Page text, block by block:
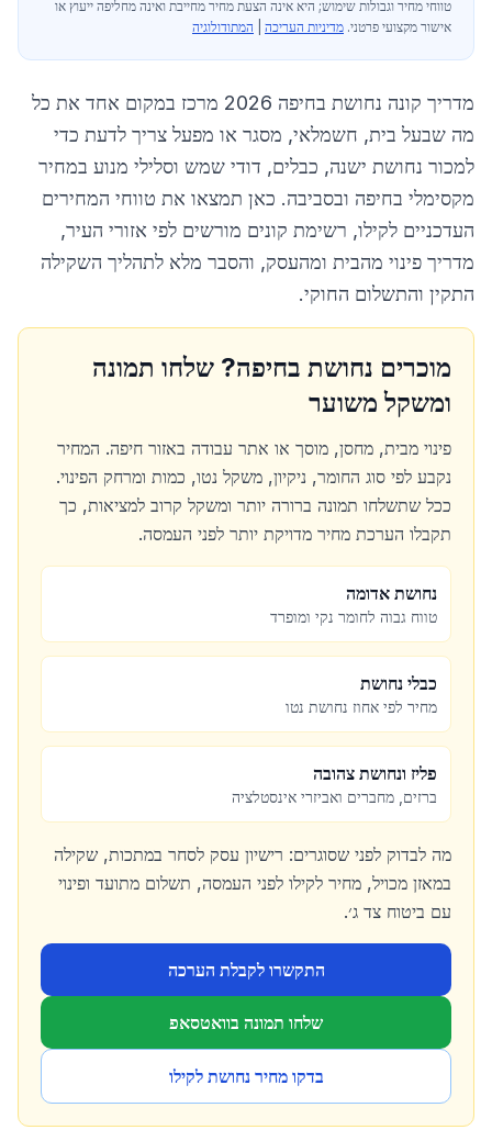
טווחי מחיר וגבולות שימוש; היא אינה הצעת מחיר מחייבת ואינה מחליפה ייעוץ או
אישור מקצועי פרטני. מדיניות העריכה המתודולוגיה
מדריך קונה נחושת בחיפה
2026 מרכז במקום אחד את כל
מה שבעל בית, חשמלאי, מסגר או מפעל צריך לדעת כדי
למכור נחושת ישנה, כבלים, דודי שמש וסלילי מנוע במחיר
מקסימלי בחיפה ובסביבה. כאן תמצאו את טווחי המחירים
העדכניים לקילו, רשימת קונים מורשים לפי אזורי העיר,
מדריך פינוי מהבית ומהעסק, והסבר מלא לתהליך השקילה
התקין והתשלום החוקי.
מוכרים נחושת בחיפה? שלחו תמונה
ומשקל משוער
פינוי מבית, מחסן, מוסך או אתר עבודה באזור חיפה. המחיר
נקבע לפי סוג החומר, ניקיון, משקל נטו, כמות ומרחק הפינוי.
ככל שתשלחו תמונה ברורה יותר ומשקל קרוב למציאות, כך
תקבלו הערכת מחיר מדויקת יותר לפני העמסה.
נחושת אדומה
טווח גבוה לחומר נקי ומופרד
כבלי נחושת
מחיר לפי אחוז נחושת נטו
פליז ונחושת צהובה
ברזים, מחברים ואביזרי אינסטלציה
מה לבדוק לפני שסוגרים: רישיון עסק לסחר במתכות, שקילה
במאזן מכויל, מחיר לקילו לפני העמסה, תשלום מתועד ופינוי
עם ביטוח צד ג׳.
התקשרו לקבלת הערכה
שלחו תמונה בוואטסאפ
בדקו מחיר נחושת לקילו